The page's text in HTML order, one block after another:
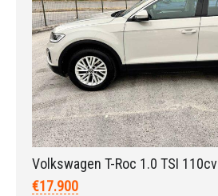
Volkswagen T-Roc 1.0 TSI 110cv
€17.900